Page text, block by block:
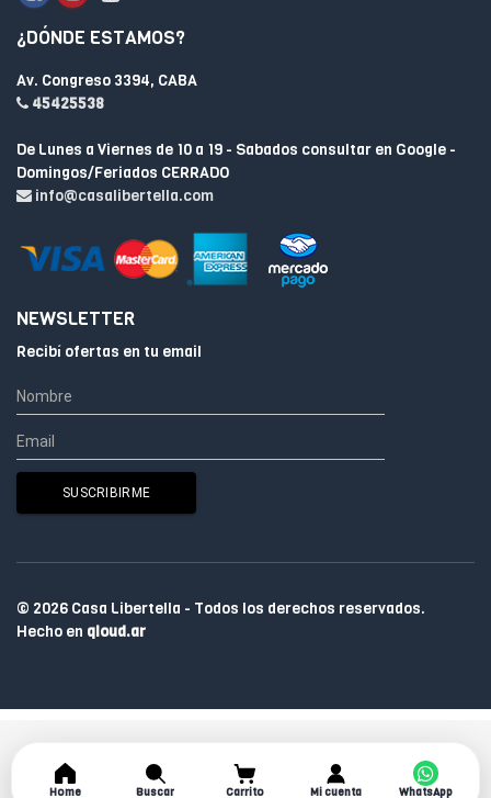
¿DÓNDE ESTAMOS?
Av. Congreso 3394, CABA
45425538
De Lunes a Viernes de 10 a 19 - Sabados consultar en Google -
Domingos/Feriados CERRADO
info@casalibertella.com
NEWSLETTER
Recibí ofertas en tu email
© 2026 Casa Libertella - Todos los derechos reservados.
Hecho en qloud.ar
Home Buscar Carrito Mi cuenta